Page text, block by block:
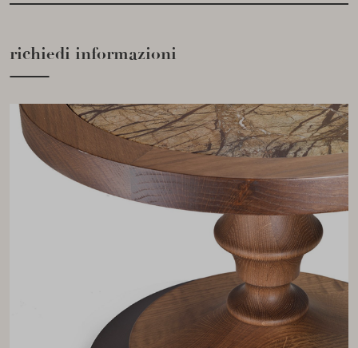
richiedi informazioni